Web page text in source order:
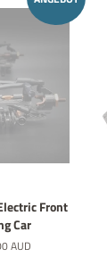
Front
Car
AUD